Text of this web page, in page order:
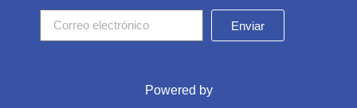
Enviar
Powered by